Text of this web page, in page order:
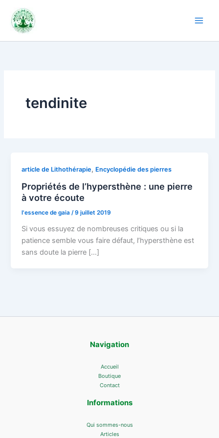
contenu
tendinite
article de Lithothérapie, Encyclopédie des pierres
Propriétés de l’hypersthène : une pierre
à votre écoute
l'essence de gaia /9 juillet 2019
Si vous essuyez de nombreuses critiques ou si la
patience semble vous faire défaut, l’hypersthène est
sans doute la pierre […]
Navigation
Accueil
Boutique
Contact
Informations
Qui sommes-nous
Articles